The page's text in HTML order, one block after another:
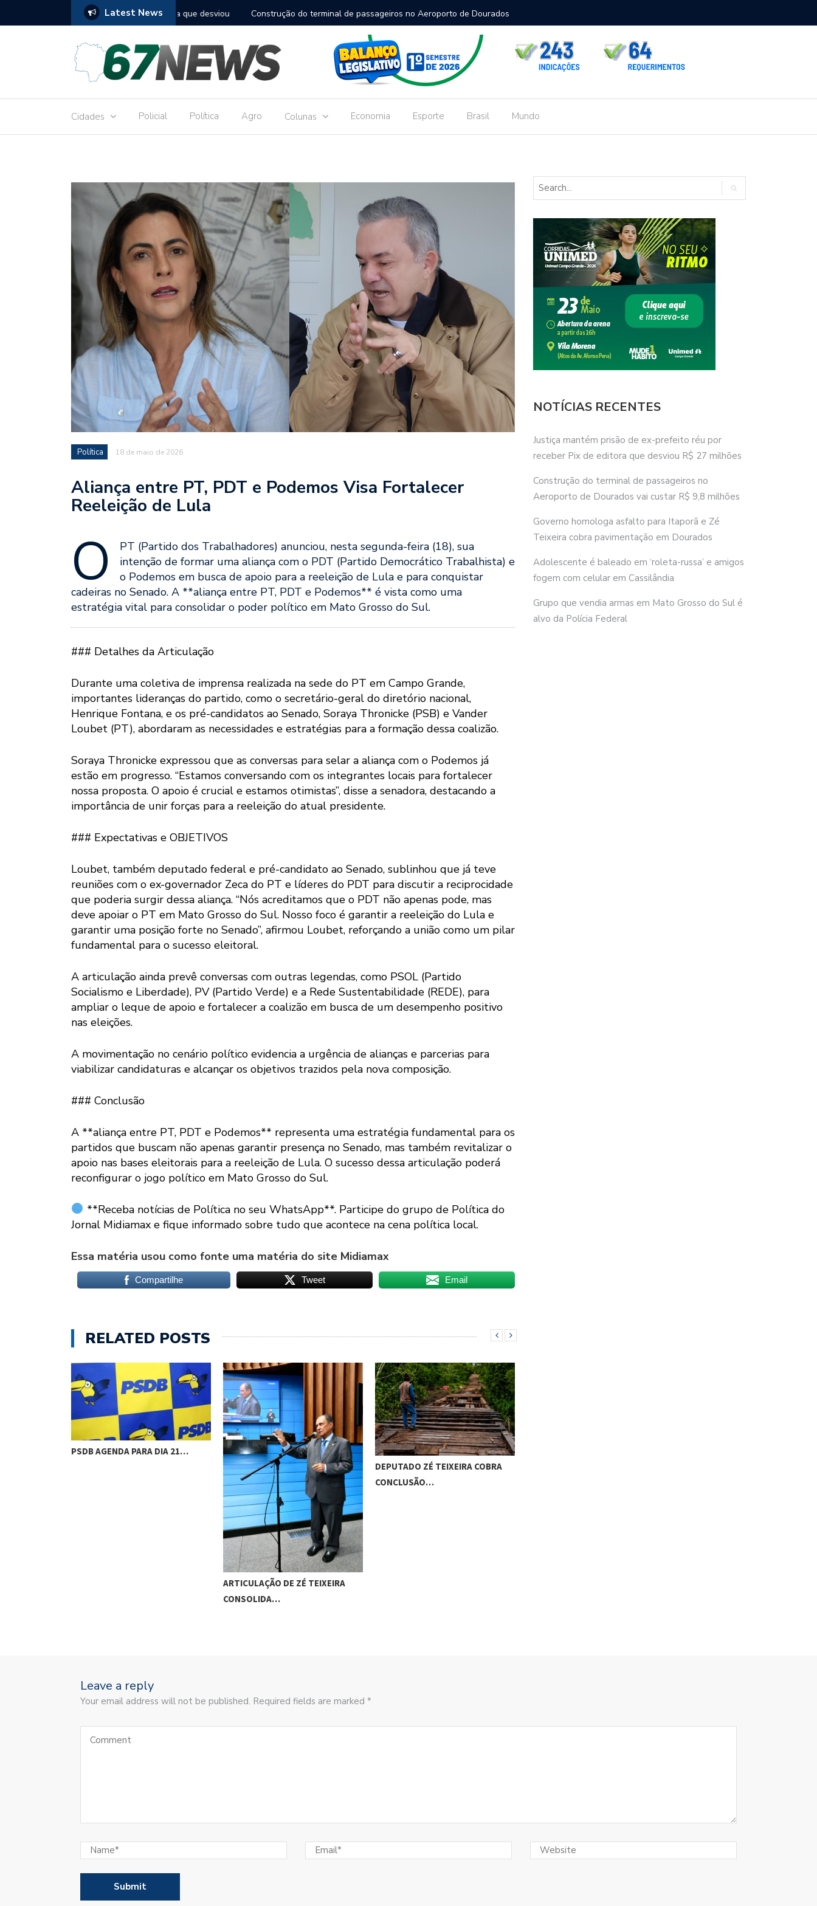
Latest News
réu por receber Pix de editora que desviou
Construção do terminal de passageiros no Aeroporto de Dourados vai custar R$
9,8 milhões
Dourados
Cidades Policial Política Agro Colunas Economia Esporte Brasil Mundo
Política 18 de maio de 2026
Aliança entre PT, PDT e Podemos Visa Fortalecer
Reeleição de Lula
O
PT (Partido dos Trabalhadores) anunciou, nesta segunda-feira (18), sua
intenção de formar uma aliança com o PDT (Partido Democrático Trabalhista) e
o Podemos em busca de apoio para a reeleição de Lula e para conquistar
cadeiras no Senado. A **aliança entre PT, PDT e Podemos** é vista como uma
estratégia vital para consolidar o poder político em Mato Grosso do Sul.
### Detalhes da Articulação
Durante uma coletiva de imprensa realizada na sede do PT em Campo Grande,
importantes lideranças do partido, como o secretário-geral do diretório nacional,
Henrique Fontana, e os pré-candidatos ao Senado, Soraya Thronicke (PSB) e Vander
Loubet (PT), abordaram as necessidades e estratégias para a formação dessa coalizão.
Soraya Thronicke expressou que as conversas para selar a aliança com o Podemos já
estão em progresso. “Estamos conversando com os integrantes locais para fortalecer
nossa proposta. O apoio é crucial e estamos otimistas”, disse a senadora, destacando a
importância de unir forças para a reeleição do atual presidente.
### Expectativas e OBJETIVOS
Loubet, também deputado federal e pré-candidato ao Senado, sublinhou que já teve
reuniões com o ex-governador Zeca do PT e líderes do PDT para discutir a reciprocidade
que poderia surgir dessa aliança. “Nós acreditamos que o PDT não apenas pode, mas
deve apoiar o PT em Mato Grosso do Sul. Nosso foco é garantir a reeleição do Lula e
garantir uma posição forte no Senado”, afirmou Loubet, reforçando a união como um pilar
fundamental para o sucesso eleitoral.
A articulação ainda prevê conversas com outras legendas, como PSOL (Partido
Socialismo e Liberdade), PV (Partido Verde) e a Rede Sustentabilidade (REDE), para
ampliar o leque de apoio e fortalecer a coalizão em busca de um desempenho positivo
nas eleições.
A movimentação no cenário político evidencia a urgência de alianças e parcerias para
viabilizar candidaturas e alcançar os objetivos trazidos pela nova composição.
### Conclusão
A **aliança entre PT, PDT e Podemos** representa uma estratégia fundamental para os
partidos que buscam não apenas garantir presença no Senado, mas também revitalizar o
apoio nas bases eleitorais para a reeleição de Lula. O sucesso dessa articulação poderá
reconfigurar o jogo político em Mato Grosso do Sul.
**Receba notícias de Política no seu WhatsApp**. Participe do grupo de Política do
Jornal Midiamax e fique informado sobre tudo que acontece na cena política local.
Essa matéria usou como fonte uma matéria do site Midiamax
Compartilhe Tweet Email
RELATED POSTS
PSDB AGENDA PARA DIA 21…
ARTICULAÇÃO DE ZÉ TEIXEIRA
CONSOLIDA…
DEPUTADO ZÉ TEIXEIRA COBRA
CONCLUSÃO…
NOTÍCIAS RECENTES
Justiça mantém prisão de ex-prefeito réu por
receber Pix de editora que desviou R$ 27 milhões
Construção do terminal de passageiros no
Aeroporto de Dourados vai custar R$ 9,8 milhões
Governo homologa asfalto para Itaporã e Zé
Teixeira cobra pavimentação em Dourados
Adolescente é baleado em ‘roleta-russa’ e amigos
fogem com celular em Cassilândia
Grupo que vendia armas em Mato Grosso do Sul é
alvo da Polícia Federal
Leave a reply
Your email address will not be published. Required fields are marked *